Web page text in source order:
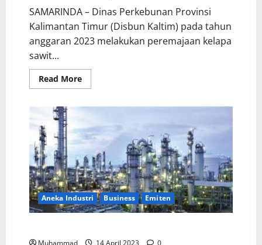
SAMARINDA – Dinas Perkebunan Provinsi
Kalimantan Timur (Disbun Kaltim) pada tahun
anggaran 2023 melakukan peremajaan kelapa
sawit...
Read More
Aneka Industri Business Emiten
Muhammad 14 April 2023 0